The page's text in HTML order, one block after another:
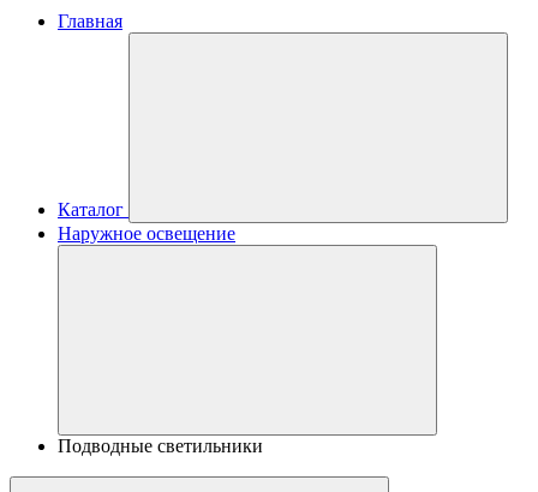
Главная
Каталог
Наружное освещение
Подводные светильники